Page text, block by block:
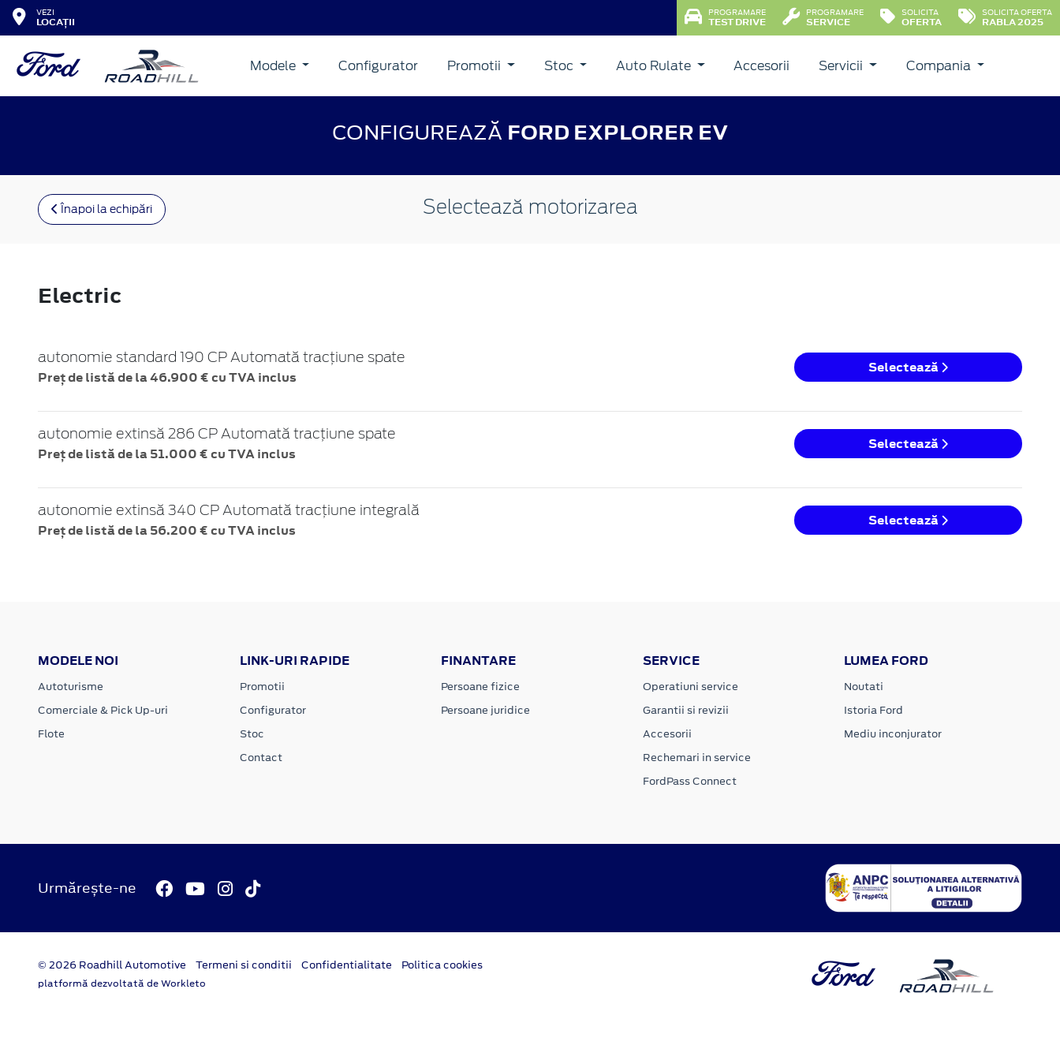
VEZI
LOCAȚII
PROGRAMARE
TEST DRIVE
PROGRAMARE
SERVICE
SOLICITA
OFERTA
SOLICITA OFERTA
RABLA 2025
Modele Configurator Promotii Stoc Auto Rulate Accesorii Servicii Compania
CONFIGUREAZĂ FORD EXPLORER EV
Înapoi la echipări Selectează motorizarea
Electric
autonomie standard 190 CP Automată tracțiune spate
Preț de listă de la 46.900 € cu TVA inclus
Selectează
autonomie extinsă 286 CP Automată tracțiune spate
Preț de listă de la 51.000 € cu TVA inclus
Selectează
autonomie extinsă 340 CP Automată tracțiune integrală
Preț de listă de la 56.200 € cu TVA inclus
Selectează
MODELE NOI
Autoturisme
Comerciale & Pick Up-uri
Flote
LINK-URI RAPIDE
Promotii
Configurator
Stoc
Contact
FINANTARE
Persoane fizice
Persoane juridice
SERVICE
Operatiuni service
Garantii si revizii
Accesorii
Rechemari in service
FordPass Connect
LUMEA FORD
Noutati
Istoria Ford
Mediu inconjurator
Urmărește-ne
© 2026 Roadhill Automotive Termeni si conditii Confidentialitate Politica cookies
platformă dezvoltată de Workleto